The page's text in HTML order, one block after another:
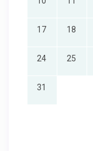
17 18
24 25
31